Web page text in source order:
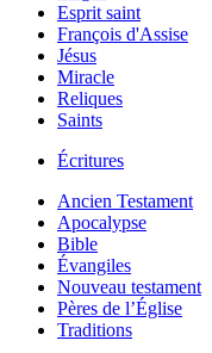
Esprit saint
François d'Assise
Jésus
Miracle
Reliques
Saints
Écritures
Ancien Testament
Apocalypse
Bible
Évangiles
Nouveau testament
Pères de l’Église
Traditions